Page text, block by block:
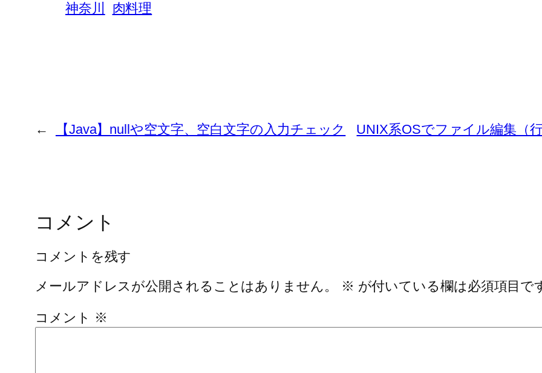
神奈川 肉料理
← 【Java】nullや空文字、空白文字の入力チェック UNIX系OSでファイル編集（
コメント
コメントを残す
メールアドレスが公開されることはありません。
※ が付いている欄は必須項目で
コメント ※